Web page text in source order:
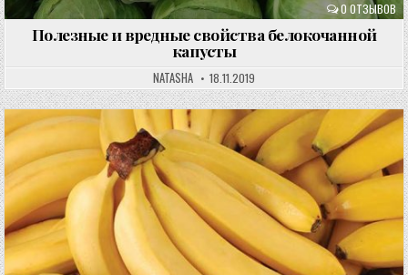
0 ОТЗЫВОВ
Полезные и вредные свойства белокочанной
капусты
NATASHA 18.11.2019